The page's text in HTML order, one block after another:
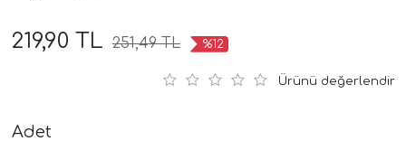
219,90 TL 251,49 TL %12
Ürünü değerlendir
Adet